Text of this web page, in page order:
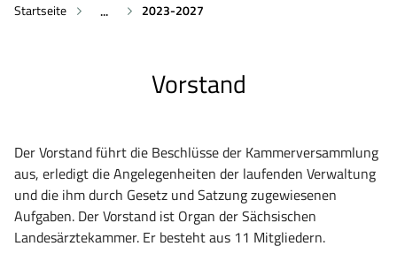
Startseite ... 2023-2027
Vorstand
Der Vorstand führt die Beschlüsse der Kammerversammlung
aus, erledigt die Angelegenheiten der laufenden Verwaltung
und die ihm durch Gesetz und Satzung zugewiesenen
Aufgaben. Der Vorstand ist Organ der Sächsischen
Landesärztekammer. Er besteht aus 11 Mitgliedern.